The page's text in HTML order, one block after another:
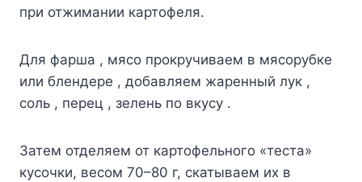
при отжимании картофеля.
Для фарша , мясо прокручиваем в мясорубке
или блендере , добавляем жаренный лук ,
соль , перец , зелень по вкусу .
Затем отделяем от картофельного «теста»
кусочки, весом 70–80 г, скатываем их в